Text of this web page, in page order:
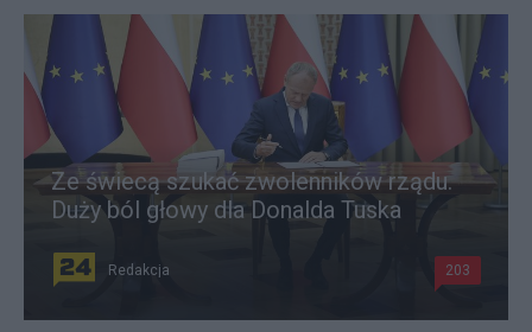
Ze świecą szukać zwolenników rządu.
Duży ból głowy dla Donalda Tuska
Redakcja 203